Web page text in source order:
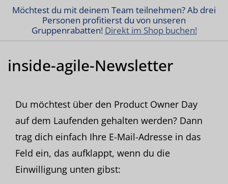
Möchtest du mit deinem Team teilnehmen? Ab drei
Personen profitierst du von unseren
Gruppenrabatten! Direkt im Shop buchen!
inside-agile-Newsletter
Du möchtest über den Product Owner Day
auf dem Laufenden gehalten werden? Dann
trag dich einfach Ihre E-Mail-Adresse in das
Feld ein, das aufklappt, wenn du die
Einwilligung unten gibst: